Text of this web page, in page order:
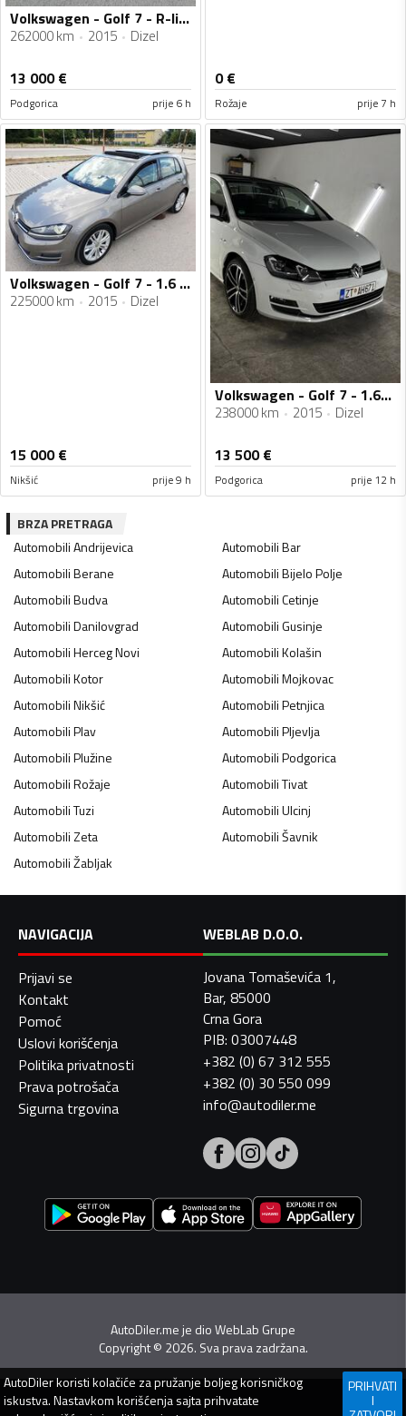
Volkswagen - Golf 7 - R-line 2.0
262000 km 2015 Dizel
13 000€
Podgorica prije 6 h
0€
Rožaje prije 7 h
Volkswagen - Golf 7 - 1.6 TDI EXCLUSIVE DSG
225000 km 2015 Dizel
15 000€
Nikšić prije 9 h
Volkswagen - Golf 7 - 1.6TDI BlueMotion
238000 km 2015 Dizel
13 500€
Podgorica prije 12 h
BRZA PRETRAGA
AutomobiliAndrijevica AutomobiliBar
AutomobiliBerane AutomobiliBijelo Polje
AutomobiliBudva AutomobiliCetinje
AutomobiliDanilovgrad AutomobiliGusinje
AutomobiliHerceg Novi AutomobiliKolašin
AutomobiliKotor AutomobiliMojkovac
AutomobiliNikšić AutomobiliPetnjica
AutomobiliPlav AutomobiliPljevlja
AutomobiliPlužine AutomobiliPodgorica
AutomobiliRožaje AutomobiliTivat
AutomobiliTuzi AutomobiliUlcinj
AutomobiliZeta AutomobiliŠavnik
AutomobiliŽabljak
NAVIGACIJA
Prijavi se
Kontakt
Pomoć
Uslovi korišćenja
Politika privatnosti
Prava potrošača
Sigurna trgovina
WEBLAB D.O.O.
Jovana Tomaševića 1,
Bar, 85000
Crna Gora
PIB: 03007448
+382 (0) 67 312 555
+382 (0) 30 550 099
info@autodiler.me
AutoDiler.me je dioWebLab Grupe
Copyright© 2026. Sva prava zadržana.
AutoDilerkoristi kolačiće za pružanje boljeg korisničkog
iskustva. Nastavkom korišćenja sajta prihvatate
PRIHVATI
I